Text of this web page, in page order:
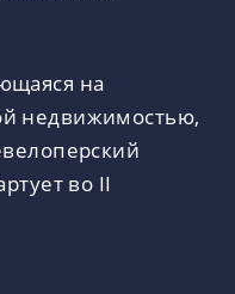
на
недвижимостью,
во II